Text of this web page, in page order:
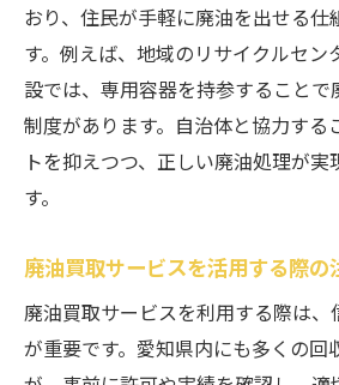
おり、住民が手軽に廃油を出せる仕
す。例えば、地域のリサイクルセン
設では、専用容器を持参することで
制度があります。自治体と協力する
トを抑えつつ、正しい廃油処理が実
す。
廃油買取サービスを活用する際の
廃油買取サービスを利用する際は
が重要です。愛知県内にも多くの回